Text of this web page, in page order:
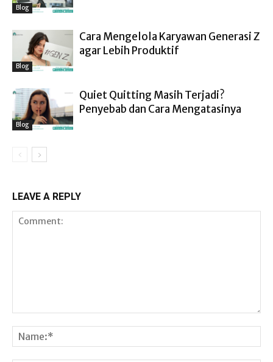
Blog
Blog
Cara Mengelola Karyawan Generasi Z
agar Lebih Produktif
Blog
Quiet Quitting Masih Terjadi?
Penyebab dan Cara Mengatasinya
LEAVE A REPLY